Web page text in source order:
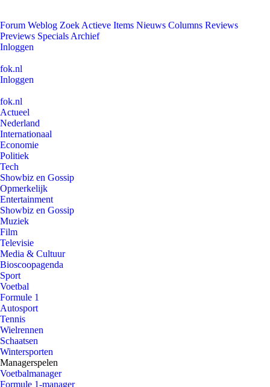
Forum Weblog Zoek Actieve Items Nieuws Columns Reviews
Previews Specials Archief
Inloggen
fok.nl
Inloggen
fok.nl
Actueel
Nederland
Internationaal
Economie
Politiek
Tech
Showbiz en Gossip
Opmerkelijk
Entertainment
Showbiz en Gossip
Muziek
Film
Televisie
Media & Cultuur
Bioscoopagenda
Sport
Voetbal
Formule 1
Autosport
Tennis
Wielrennen
Schaatsen
Wintersporten
Managerspelen
Voetbalmanager
Formule 1-manager